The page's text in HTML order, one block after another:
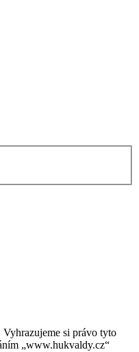
si právo tyto
„www.hukvaldy.cz“